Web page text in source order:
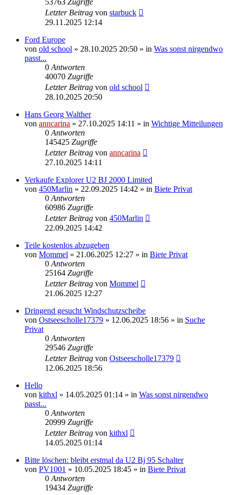
Letzter Beitrag von starbuck
29.11.2025 12:14
Ford Europe
von old school » 28.10.2025 20:50 » in Was sonst nirgendwo
passt...
0 Antworten
40070 Zugriffe
Letzter Beitrag von old school
28.10.2025 20:50
Hans Georg Walther
von anncarina » 27.10.2025 14:11 » in Wichtige Mitteilungen
0 Antworten
145425 Zugriffe
Letzter Beitrag von anncarina
27.10.2025 14:11
Verkaufe Explorer U2 BJ 2000 Limited
von 450Marlin » 22.09.2025 14:42 » in Biete Privat
0 Antworten
60986 Zugriffe
Letzter Beitrag von 450Marlin
22.09.2025 14:42
Teile kostenlos abzugeben
von Mommel » 21.06.2025 12:27 » in Biete Privat
0 Antworten
25164 Zugriffe
Letzter Beitrag von Mommel
21.06.2025 12:27
Dringend gesucht Windschutzscheibe
von Ostseescholle17379 » 12.06.2025 18:56 » in Suche
Privat
0 Antworten
29546 Zugriffe
Letzter Beitrag von Ostseescholle17379
12.06.2025 18:56
Hello
von kithxl » 14.05.2025 01:14 » in Was sonst nirgendwo
passt...
0 Antworten
20999 Zugriffe
Letzter Beitrag von kithxl
14.05.2025 01:14
Bitte löschen: bleibt erstmal da U2 Bj 95 Schalter
von PV1001 » 10.05.2025 18:45 » in Biete Privat
0 Antworten
19434 Zugriffe